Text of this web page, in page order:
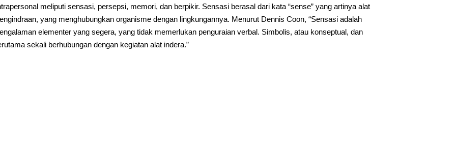
meliputi sensasi, persepsi, memori, dan berpikir. Sensasi berasal dari kata “sense” yang artinya alat
yang menghubungkan organisme dengan lingkungannya. Menurut Dennis Coon, “Sensasi adalah
elementer yang segera, yang tidak memerlukan penguraian verbal. Simbolis, atau konseptual, dan
sekali berhubungan dengan kegiatan alat indera.”